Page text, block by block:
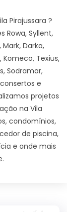
Pirajussara ?
Rowa, Syllent,
Mark, Darka,
Komeco, Texius,
Sodramar,
e
projetos
na Vila
condomínios,
de piscina,
e onde mais